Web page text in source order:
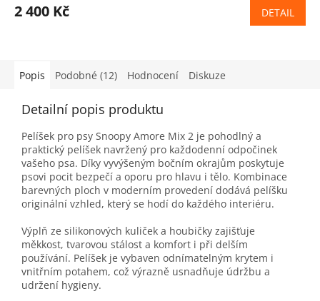
2 400 Kč DETAIL
Popis Podobné (12) Hodnocení Diskuze
Detailní popis produktu
Pelíšek pro psy Snoopy Amore Mix 2 je pohodlný a
praktický pelíšek navržený pro každodenní odpočinek
vašeho psa. Díky vyvýšeným bočním okrajům poskytuje
psovi pocit bezpečí a oporu pro hlavu i tělo. Kombinace
barevných ploch v moderním provedení dodává pelíšku
originální vzhled, který se hodí do každého interiéru.
Výplň ze silikonových kuliček a houbičky zajišťuje
měkkost, tvarovou stálost a komfort i při delším
používání. Pelíšek je vybaven odnímatelným krytem i
vnitřním potahem, což výrazně usnadňuje údržbu a
udržení hygieny.